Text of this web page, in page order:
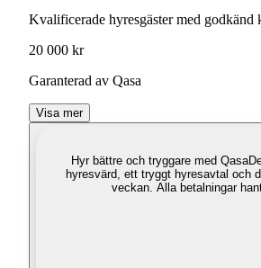
Kvalificerade hyresgäster med godkänd
20 000 kr
Garanterad av Qasa
Visa mer
Hyr bättre och tryggare med Qasa
hyresvärd, ett tryggt hyresavtal och
veckan. Alla betalningar